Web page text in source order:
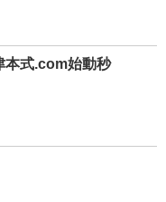
本式.com始動秒